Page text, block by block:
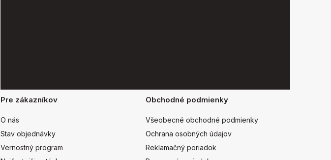
Pre zákazníkov
O nás
Stav objednávky
Vernostný program
Obchodné podmienky
Všeobecné obchodné podmienky
Ochrana osobných údajov
Reklamačný poriadok